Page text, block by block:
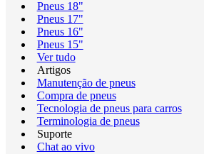
Pneus 18"
Pneus 17"
Pneus 16"
Pneus 15"
Ver tudo
Artigos
Manutenção de pneus
Compra de pneus
Tecnologia de pneus para carros
Terminologia de pneus
Suporte
Chat ao vivo